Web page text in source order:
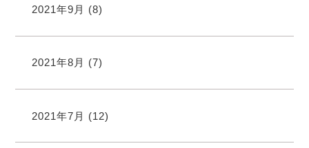
2021年9月 (8)
2021年8月 (7)
2021年7月 (12)